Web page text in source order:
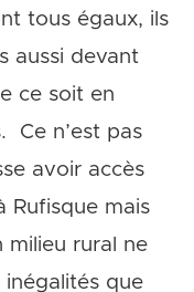
tous égaux, ils
aussi devant
ce soit en
Ce n’est pas
avoir accès
Rufisque mais
milieu rural ne
inégalités que